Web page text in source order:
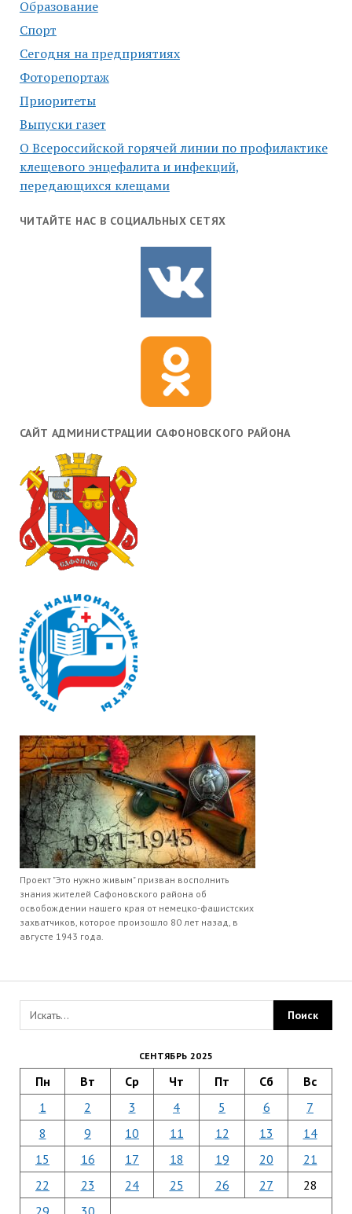
Образование
Спорт
Сегодня на предприятиях
Фоторепортаж
Приоритеты
Выпуски газет
О Всероссийской горячей линии по профилактике
клещевого энцефалита и инфекций,
передающихся клещами
ЧИТАЙТЕ НАС В СОЦИАЛЬНЫХ СЕТЯХ
САЙТ АДМИНИСТРАЦИИ САФОНОВСКОГО РАЙОНА
Проект "Это нужно живым" призван восполнить
знания жителей Сафоновского района об
освобождении нашего края от немецко-фашистских
захватчиков, которое произошло 80 лет назад, в
августе 1943 года.
СЕНТЯБРЬ 2025
Пн Вт Ср Чт Пт Сб Вс
1 2 3 4 5 6
7
8
9 10 11 12 13
14
15
16 17 18 19 20
21
22
23 24 25 26 27
28